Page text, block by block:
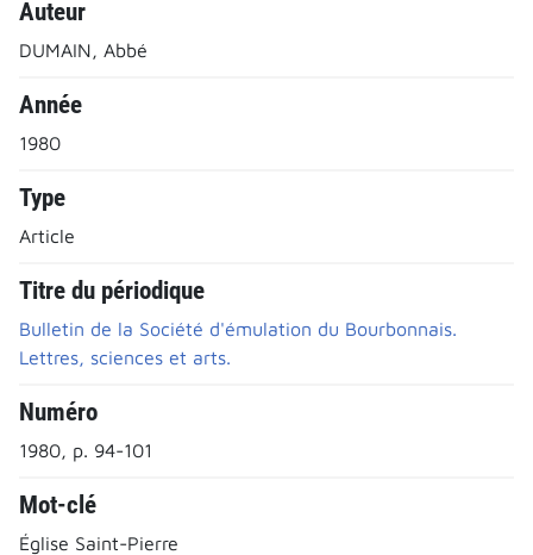
Auteur
DUMAIN, Abbé
Année
1980
Type
Article
Titre du périodique
Bulletin de la Société d'émulation du Bourbonnais.
Lettres, sciences et arts.
Numéro
1980, p. 94-101
Mot-clé
Église Saint-Pierre